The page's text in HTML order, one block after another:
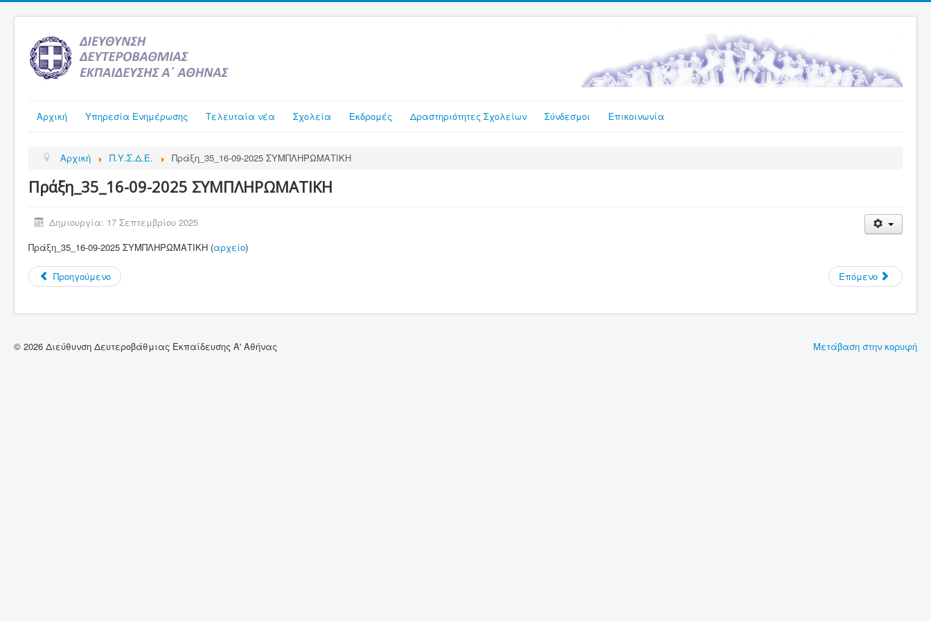
Αρχική Υπηρεσία Ενημέρωσης Τελευταία νέα Σχολεία Εκδρομές Δραστηριότητες Σχολείων Σύνδεσμοι Επικοινωνία
Αρχική Π.Υ.Σ.Δ.Ε. Πράξη_35_16-09-2025 ΣΥΜΠΛΗΡΩΜΑΤΙΚΗ
Πράξη_35_16-09-2025 ΣΥΜΠΛΗΡΩΜΑΤΙΚΗ
Δημιουργία: 17 Σεπτεμβρίου 2025
Πράξη_35_16-09-2025 ΣΥΜΠΛΗΡΩΜΑΤΙΚΗ (αρχείο)
Προηγούμενο Επόμενο
Μετάβαση στην κορυφή
© 2026 Διεύθυνση Δευτεροβάθμιας Εκπαίδευσης Α' Αθήνας